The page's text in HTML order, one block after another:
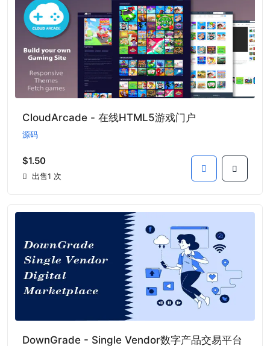
CloudArcade - 在线HTML5游戏门户
源码
$1.50
出售1 次
DownGrade - Single Vendor数字产品交易平台